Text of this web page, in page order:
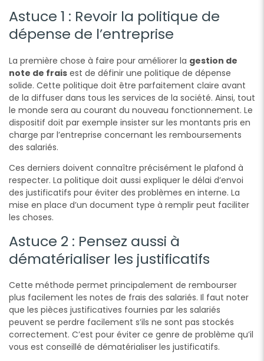
Astuce 1 : Revoir la politique de
dépense de l’entreprise
La première chose à faire pour améliorer la gestion de
note de frais est de définir une politique de dépense
solide. Cette politique doit être parfaitement claire avant
de la diffuser dans tous les services de la société. Ainsi, tout
le monde sera au courant du nouveau fonctionnement. Le
dispositif doit par exemple insister sur les montants pris en
charge par l’entreprise concernant les remboursements
des salariés.
Ces derniers doivent connaître précisément le plafond à
respecter. La politique doit aussi expliquer le délai d’envoi
des justificatifs pour éviter des problèmes en interne. La
mise en place d’un document type à remplir peut faciliter
les choses.
Astuce 2 : Pensez aussi à
dématérialiser les justificatifs
Cette méthode permet principalement de rembourser
plus facilement les notes de frais des salariés. Il faut noter
que les pièces justificatives fournies par les salariés
peuvent se perdre facilement s’ils ne sont pas stockés
correctement. C’est pour éviter ce genre de problème qu’il
vous est conseillé de dématérialiser les justificatifs.